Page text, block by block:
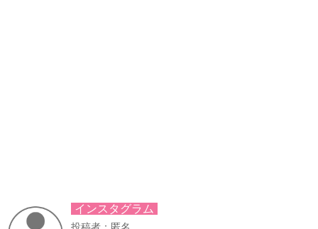
インスタグラム